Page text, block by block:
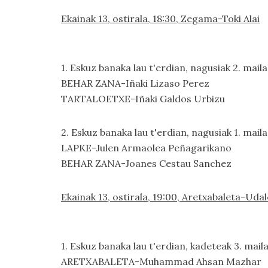
Ekainak 13, ostirala, 18:30, Zegama-Toki Alai
1. Eskuz banaka lau t'erdian, nagusiak 2.
BEHAR ZANA-Iñaki Lizaso Perez
TARTALOETXE-Iñaki Galdos Urbizu
2. Eskuz banaka lau t'erdian, nagusiak 1.
LAPKE-Julen Armaolea Peñagarikano
BEHAR ZANA-Joanes Cestau Sanchez
Ekainak 13, ostirala, 19:00, Aretxabaleta-
1. Eskuz banaka lau t'erdian, kadeteak 3.
ARETXABALETA-Muhammad Ahsan Mazhar